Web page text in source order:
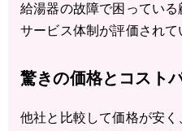
給湯器の故障で困ってい
サービス体制が評価されて
驚きの価格とコスト
他社と比較して価格が安